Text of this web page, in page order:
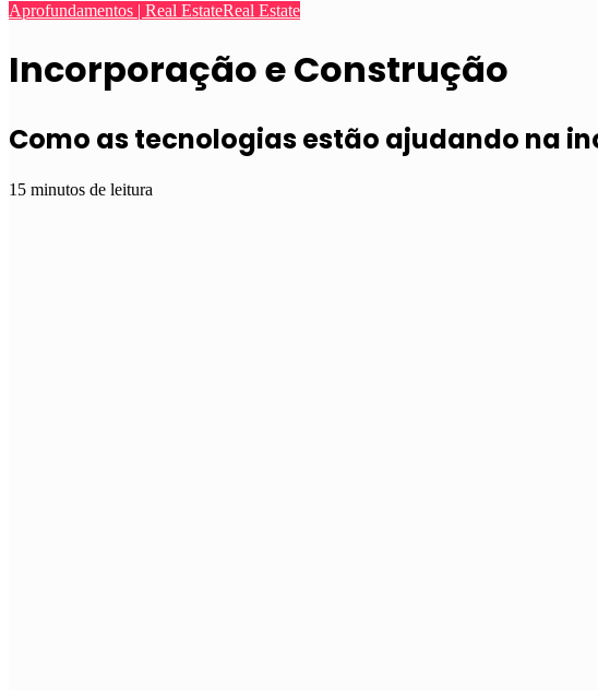
Aprofundamentos | Real EstateReal Estate
Incorporação e Construção
Como as tecnologias estão ajudando na
15 minutos de leitura